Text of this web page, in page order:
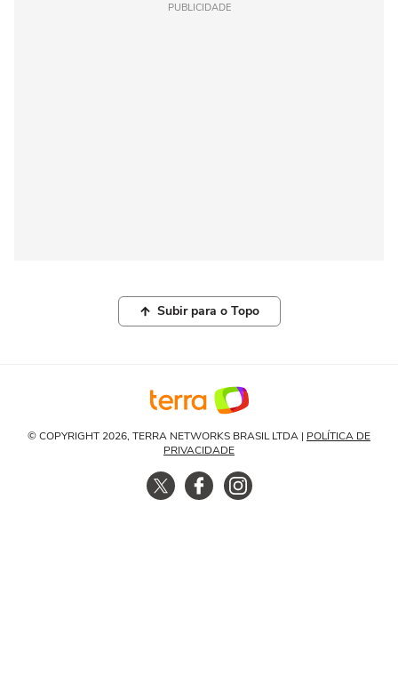
PUBLICIDADE
Subir para o Topo
© COPYRIGHT 2026, TERRA NETWORKS BRASIL LTDA | POLÍTICA DE
PRIVACIDADE